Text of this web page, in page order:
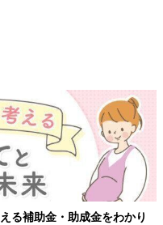
る補助金・助成金をわかり